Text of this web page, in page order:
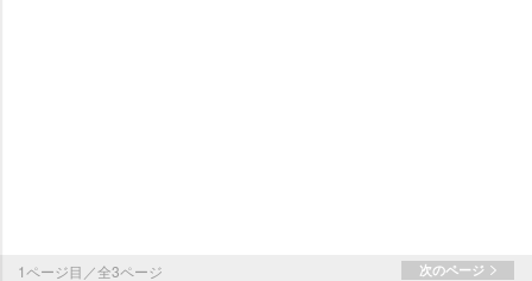
1ページ目／全3ページ 次のページ